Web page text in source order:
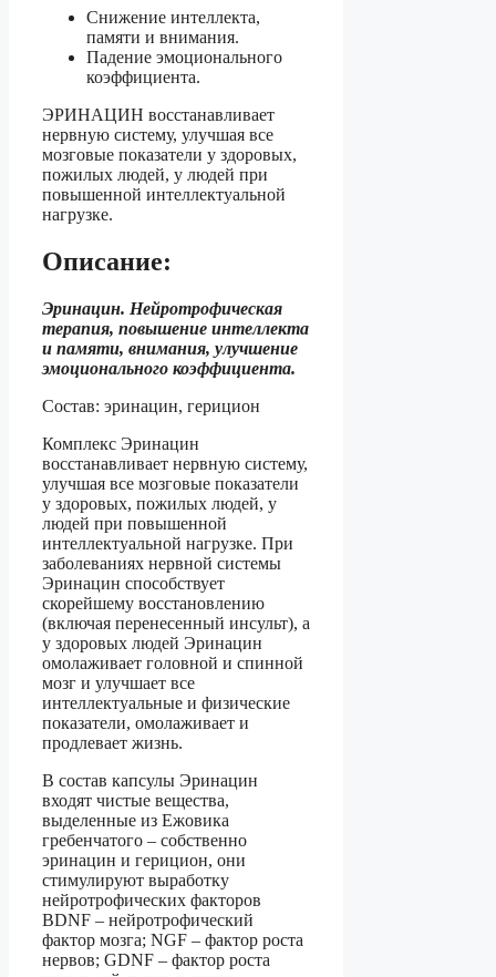
Снижение интеллекта,
памяти и внимания.
Падение эмоционального
коэффициента.
ЭРИНАЦИН восстанавливает
нервную систему, улучшая все
мозговые показатели у здоровых,
пожилых людей, у людей при
повышенной интеллектуальной
нагрузке.
Описание:
Эринацин. Нейротрофическая
терапия, повышение интеллекта
и памяти, внимания, улучшение
эмоционального коэффициента.
Состав: эринацин, герицион
Комплекс Эринацин
восстанавливает нервную систему,
улучшая все мозговые показатели
у здоровых, пожилых людей, у
людей при повышенной
интеллектуальной нагрузке. При
заболеваниях нервной системы
Эринацин способствует
скорейшему восстановлению
(включая перенесенный инсульт), а
у здоровых людей Эринацин
омолаживает головной и спинной
мозг и улучшает все
интеллектуальные и физические
показатели, омолаживает и
продлевает жизнь.
В состав капсулы Эринацин
входят чистые вещества,
выделенные из Ежовика
гребенчатого – собственно
эринацин и герицион, они
стимулируют выработку
нейротрофических факторов
BDNF – нейротрофический
фактор мозга; NGF – фактор роста
нервов; GDNF – фактор роста